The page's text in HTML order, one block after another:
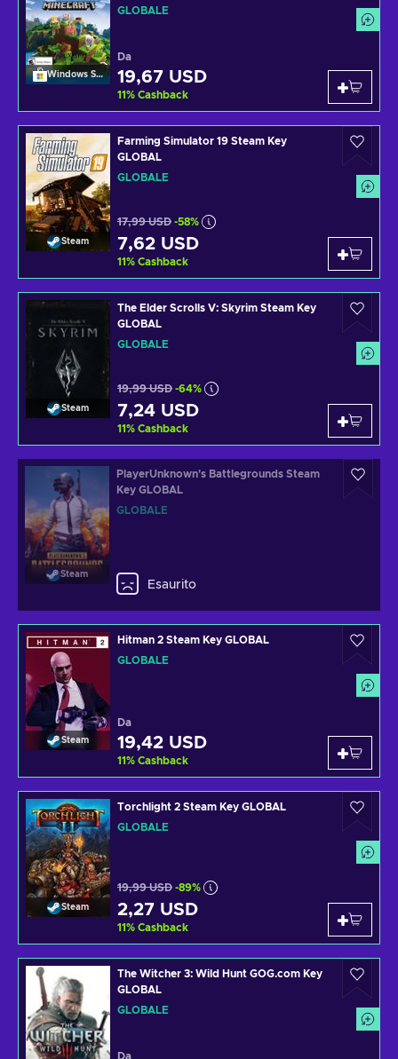
Windows Store
GLOBALE
Da
19,67 USD
11% Cashback
Steam
Farming Simulator 19 Steam Key
GLOBAL
GLOBALE
17,99 USD -58%
7,62 USD
11% Cashback
Steam
The Elder Scrolls V: Skyrim Steam Key
GLOBAL
GLOBALE
19,99 USD -64%
7,24 USD
11% Cashback
Steam
PlayerUnknown's Battlegrounds Steam
Key GLOBAL
GLOBALE
Esaurito
Steam
Hitman 2 Steam Key GLOBAL
GLOBALE
Da
19,42 USD
11% Cashback
Steam
Torchlight 2 Steam Key GLOBAL
GLOBALE
19,99 USD -89%
2,27 USD
11% Cashback
The Witcher 3: Wild Hunt GOG.com Key
GLOBAL
GLOBALE
Da